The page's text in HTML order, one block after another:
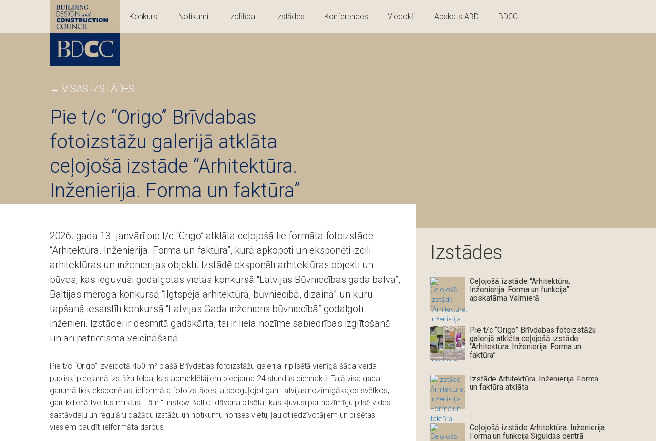
Konkursi Notikumi Izglītība Izstādes Konferences Viedokļi Apskats ABD BDCC
← VISAS IZSTĀDES
Pie t/c “Origo” Brīvdabas
fotoizstāžu galerijā atklāta
ceļojošā izstāde “Arhitektūra.
Inženierija. Forma un faktūra”
2026. gada 13. janvārī pie t/c “Origo” atklāta ceļojošā lielformāta fotoizstāde
“Arhitektūra. Inženierija. Forma un faktūra”, kurā apkopoti un eksponēti izcili
arhitektūras un inženierijas objekti. Izstādē eksponēti arhitektūras objekti un
būves, kas ieguvuši godalgotas vietas konkursā “Latvijas Būvniecības gada balva”,
Baltijas mēroga konkursā “Ilgtspēja arhitektūrā, būvniecībā, dizainā” un kuru
tapšanā iesaistīti konkursā “Latvijas Gada inženieris būvniecībā” godalgoti
inženieri. Izstādei ir desmitā gadskārta, tai ir liela nozīme sabiedrības izglītošanā
un arī patriotisma veicināšanā.
Pie t/c “Origo” izveidotā 450 m² plašā Brīvdabas fotoizstāžu galerija ir pilsētā vienīgā šāda veida
publiski pieejamā izstāžu telpa, kas apmeklētājiem pieejama 24 stundas diennaktī. Tajā visa gada
garumā tiek eksponētas lielformāta fotoizstādes, atspoguļojot gan Latvijas nozīmīgākajos svētkos,
gan ikdienā tvertus mirkļus. Tā ir “Linstow Baltic” dāvana pilsētai, kas kļuvusi par nozīmīgu pilsētvides
sastāvdaļu un regulāru dažādu izstāžu un notikumu norises vietu, ļaujot iedzīvotājiem un pilsētas
viesiem baudīt lielformāta darbus.
Izstādes
Ceļojošā izstāde “Arhitektūra.
Inženierija. Forma un funkcija”
apskatāma Valmierā
Pie t/c “Origo” Brīvdabas fotoizstāžu
galerijā atklāta ceļojošā izstāde
“Arhitektūra. Inženierija. Forma un
faktūra”
Izstāde Arhitektūra. Inženierija. Forma
un faktūra atklāta
Ceļojošā izstāde Arhitektūra. Inženierija.
Forma un funkcija Siguldas centrā